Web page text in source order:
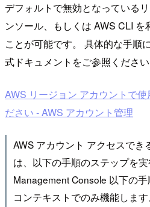
デフォルトで無効となっている
ンソール、もしくは AWS CLI
ことが可能です。 具体的な手順
式ドキュメントをご参照ください
AWS リージョン アカウントで
ださい - AWS アカウント管理
AWS アカウント アクセスで
は、以下の手順のステップを
Management Console 以下の
コンテキストでのみ機能しま